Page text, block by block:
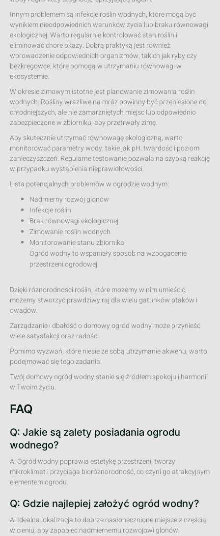
Innym problemem są infekcje roślin wodnych, które mogą być
wynikiem nieodpowiednich warunków życia lub braku równowagi
ekologicznej. Warto regularnie kontrolować stan roślin i
eliminować chore okazy. Dobrą praktyką jest również
wprowadzenie odpowiednich organizmów, takich jak ryby czy
bezkręgowce, które pomogą w utrzymaniu równowagi w
ekosystemie.
W okresie zimowym istotne jest planowanie zimowania roślin
wodnych. Rośliny wrażliwe na mróz powinny być przeniesione do
chłodniejszych, ale nie zamarzniętych miejsc lub odpowiednio
zabezpieczone w zbiorniku, aby przetrwały zimę.
Aby skutecznie utrzymać równowagę ekologiczną, warto
monitorować parametry wody, takie jak pH, twardość i poziom
zanieczyszczeń. Regularne testowanie pozwala na szybką reakcję
w przypadku wystąpienia nieprawidłowości.
Lista potencjalnych problemów w ogrodzie wodnym:
Nadmierny rozwój glonów
Infekcje roślin
Brak równowagi ekologicznej
Zimowanie roślin wodnych
Monitorowanie stanu zbiornika
Ogród wodny to wspaniały sposób na wzbogacenie
przestrzeni ogrodowej.
Dzięki różnorodności roślin, które możemy w nim umieścić,
możemy stworzyć prawdziwy raj dla wielu gatunków ptaków i
owadów.
Zarządzanie i dbałość o domowy ogród wodny może przynieść
wiele satysfakcji oraz radości.
Pomimo wyzwań, które niesie ze sobą utrzymanie akwenu, warto
podejmować się tego zadania.
Twój domowy ogród wodny stanie się źródłem spokoju i harmonii
w Twoim życiu.
FAQ
Q: Jakie są zalety posiadania ogrodu
wodnego?
A: Ogród wodny poprawia estetykę przestrzeni, tworzy
mikroklimat i przyciąga bioróżnorodność, co czyni go atrakcyjnym
elementem ogrodu.
Q: Gdzie najlepiej założyć ogród wodny?
A: Idealna lokalizacja to dobrze nasłonecznione miejsce z częścią
w cieniu, aby zapobiec nadmiernemu rozwojowi glonów.